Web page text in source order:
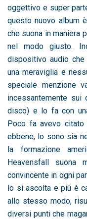
oggettivo e super
questo nuovo album
che suona in maniera
nel modo giusto.
dispositivo audio
una meraviglia e
speciale menzione
incessantemente sui
disco) e lo fa con
Poco fa avevo citato
ebbene, lo sono sia
la formazione
Heavensfall suona
convincente in ogni
lo si ascolta e più è
allo stesso modo,
diversi punti che